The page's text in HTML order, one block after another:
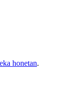
honetan.